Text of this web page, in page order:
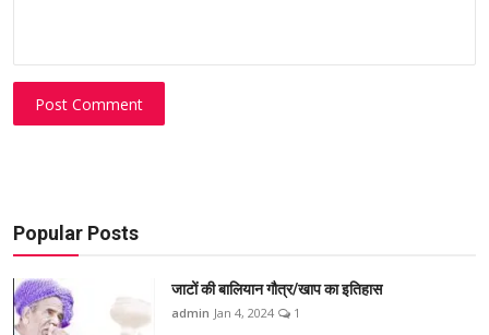
Post Comment
Popular Posts
जाटों की बालियान गौत्र/खाप का इतिहास
admin Jan 4, 2024 1